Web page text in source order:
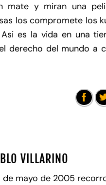
mate y miran una
los compromete los
es la vida en una
derecho del mundo a
VILLARINO
de mayo de 2005